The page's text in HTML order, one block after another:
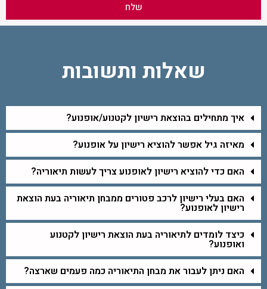
שלח
שאלות ותשובות
איך מתחילים בהוצאת רישיון לקטנוע/אופנוע?
מאיזה גיל אפשר להוציא רישיון על אופנוע?
האם כדי להוציא רישיון לאופנוע צריך לעשות תיאוריה?
האם בעלי רישיון לרכב פטורים ממבחן תיאוריה בעת הוצאת
רישיון לאופנוע?
כיצד לומדים לתיאוריה בעת הוצאת רישיון לקטנוע
ואופנוע?
האם ניתן לעבור את מבחן התיאוריה כמה פעמים שארצה?